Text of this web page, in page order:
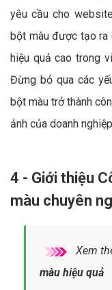
yêu cầu cho
bột màu được tạo
hiệu quả cao trong
Đừng bỏ qua các
bột màu trở thành
ảnh của doanh
4 - Giới thiệu
màu chuyên
Xem
màu hiệu quả